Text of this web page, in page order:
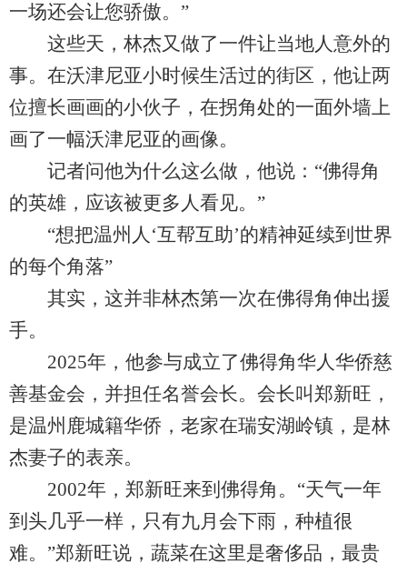
一场还会让您骄傲。”
这些天，林杰又做了一件让当地人意外的
事。在沃津尼亚小时候生活过的街区，他让两
位擅长画画的小伙子，在拐角处的一面外墙上
画了一幅沃津尼亚的画像。
记者问他为什么这么做，他说：“佛得角
的英雄，应该被更多人看见。”
“想把温州人‘互帮互助’的精神延续到世界
的每个角落”
其实，这并非林杰第一次在佛得角伸出援
手。
2025年，他参与成立了佛得角华人华侨慈
善基金会，并担任名誉会长。会长叫郑新旺，
是温州鹿城籍华侨，老家在瑞安湖岭镇，是林
杰妻子的表亲。
2002年，郑新旺来到佛得角。“天气一年
到头几乎一样，只有九月会下雨，种植很
难。”郑新旺说，蔬菜在这里是奢侈品，最贵